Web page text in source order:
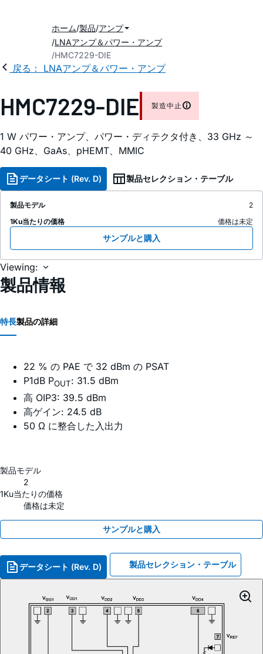
ホーム 製品 アンプ
LNAアンプ＆パワー・アンプ
HMC7229-DIE
戻る： LNAアンプ＆パワー・アンプ
HMC7229-DIE 製造中止
1 W パワー・アンプ、パワー・ディテクタ付き、33 GHz ～
40 GHz、GaAs、pHEMT、MMIC
データシート (Rev. D) 製品セレクション・テーブル
製品モデル
2
1Ku当たりの価格
価格は未定
サンプルと購入
Viewing:
製品情報
特長製品の詳細
22 % の PAE で 32 dBm の PSAT
P1dB POUT: 31.5 dBm
高 OIP3: 39.5 dBm
高ゲイン: 24.5 dB
50 Ω に整合した入出力
製品モデル
2
1Ku当たりの価格
価格は未定
サンプルと購入
データシート (Rev. D) 製品セレクション・テーブル